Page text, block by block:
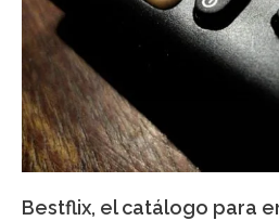
Bestflix, el catálogo para